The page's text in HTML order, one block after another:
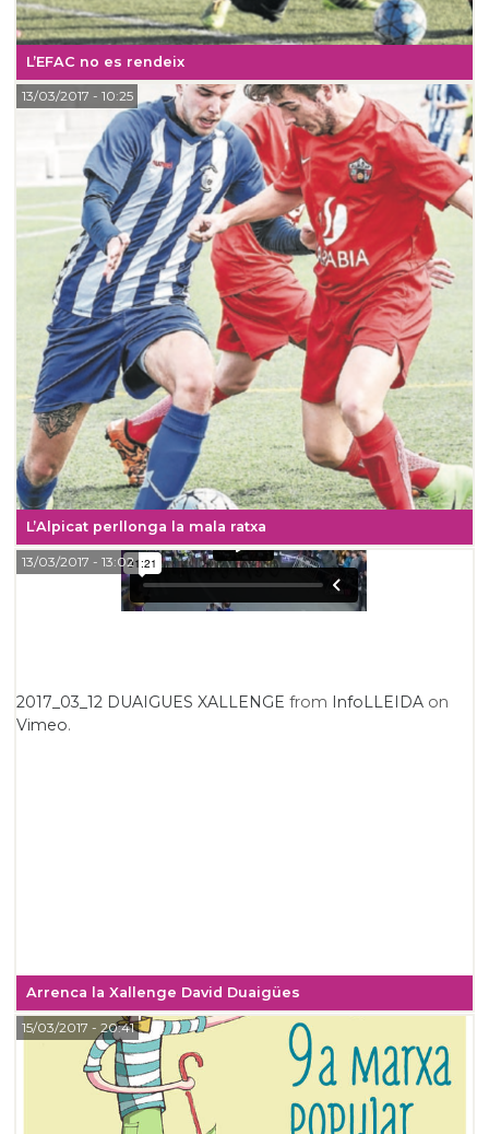
L’EFAC no es rendeix
L’Alpicat perllonga la mala ratxa
13/03/2017 - 10:25
2017_03_12 DUAIGUES XALLENGE from InfoLLEIDA on
Vimeo.
Arrenca la Xallenge David Duaigües
13/03/2017 - 13:02
15/03/2017 - 20:41